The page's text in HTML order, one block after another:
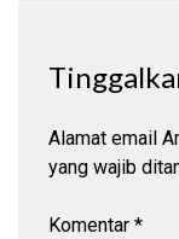
Alamat email
yang wajib
Komentar *